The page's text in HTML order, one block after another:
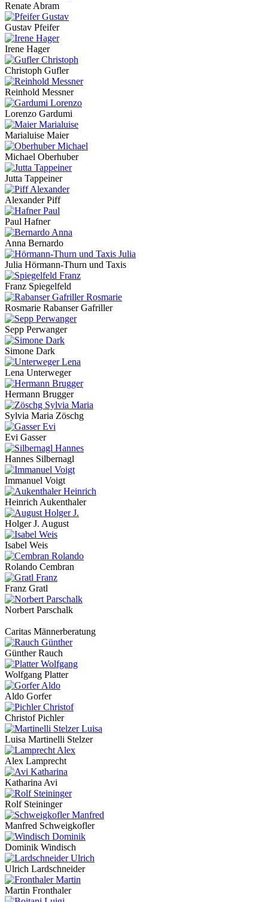
Renate Abram
Gustav Pfeifer
Irene Hager
Christoph Gufler
Reinhold Messner
Lorenzo Gardumi
Marialuise Maier
Michael Oberhuber
Jutta Tappeiner
Alexander Piff
Paul Hafner
Anna Bernardo
Julia Hörmann-Thurn und Taxis
Franz Spiegelfeld
Rosmarie Rabanser Gafriller
Sepp Perwanger
Simone Dark
Lena Unterweger
Hermann Brugger
Sylvia Maria Zöschg
Evi Gasser
Hannes Silbernagl
Immanuel Voigt
Heinrich Aukenthaler
Holger J. August
Isabel Weis
Rolando Cembran
Franz Gratl
Norbert Parschalk
Caritas Männerberatung
Günther Rauch
Wolfgang Platter
Aldo Gorfer
Christof Pichler
Luisa Martinelli Stelzer
Alex Lamprecht
Katharina Avi
Rolf Steininger
Manfred Schweigkofler
Dominik Windisch
Ulrich Lardschneider
Martin Fronthaler